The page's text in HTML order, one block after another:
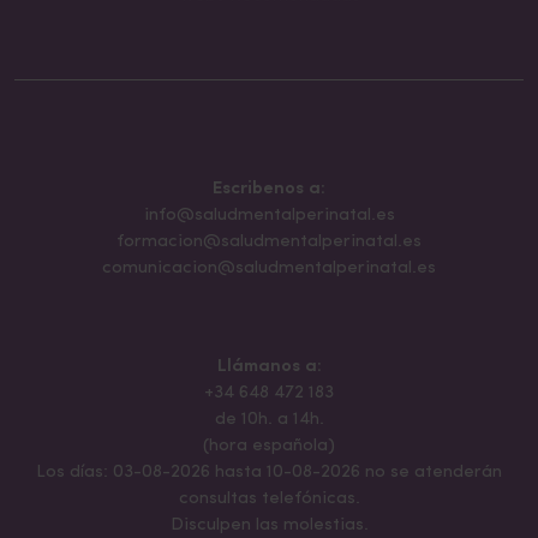
Escribenos a:
info@saludmentalperinatal.es
formacion@saludmentalperinatal.es
comunicacion@saludmentalperinatal.es
Llámanos a:
+34 648 472 183
de 10h. a 14h.
(hora española)
Los días: 03-08-2026 hasta 10-08-2026 no se atenderán
consultas telefónicas.
Disculpen las molestias.